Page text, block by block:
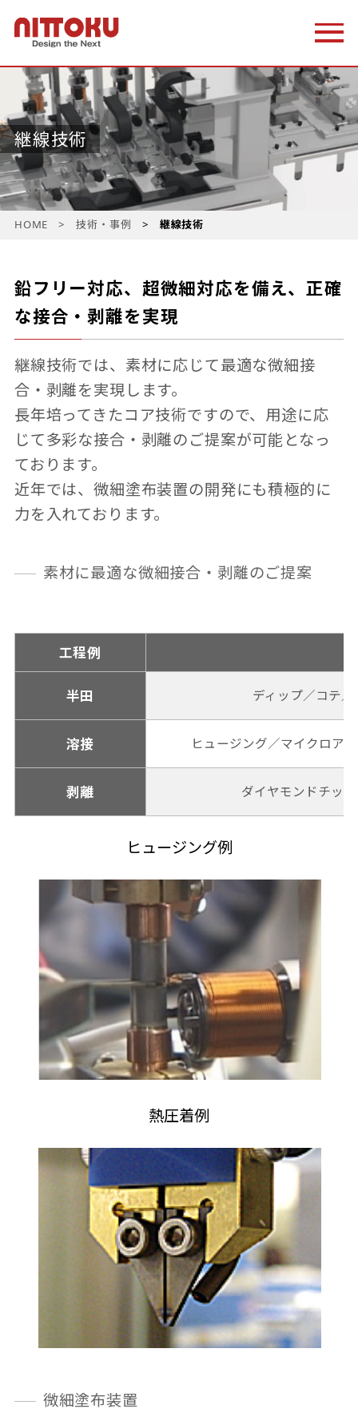
継線技術
HOME 技術・事例 継線技術
鉛フリー対応、超微細対応を備え、正確
な接合・剥離を実現
継線技術では、素材に応じて最適な微細接
合・剥離を実現します。
長年培ってきたコア技術ですので、用途に応
じて多彩な接合・剥離のご提案が可能となっ
ております。
近年では、微細塗布装置の開発にも積極的に
力を入れております。
素材に最適な微細接合・剥離のご提案
工程例
半田 ディップ／コテ
溶接 ヒュージング／マイクロア
剥離 ダイヤモンドチッ
ヒュージング例
熱圧着例
微細塗布装置